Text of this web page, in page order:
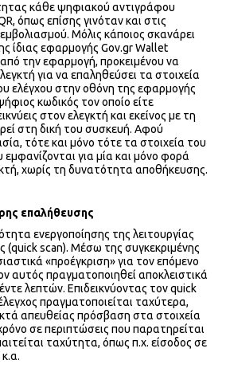
κάθε ψηφιακού αντιγράφου
όπως επίσης γινόταν και στις
Μόλις κάποιος σκανάρει
ίδιας εφαρμογής Gov.gr Wallet
την εφαρμογή, προκειμένου να
για να επαληθεύσει τα στοιχεία
ελέγχου στην οθόνη της εφαρμογής
κωδικός τον οποίο είτε
στον ελεγκτή και εκείνος με τη
στη δική του συσκευή. Αφού
τότε και μόνο τότε τα στοιχεία του
για μία και μόνο φορά
χωρίς τη δυνατότητα αποθήκευσης.
επαλήθευσης
ενεργοποίησης της λειτουργίας
(quick scan). Μέσω της συγκεκριμένης
«προέγκριση» για τον επόμενο
αυτός πραγματοποιηθεί αποκλειστικά
λεπτών. Επιδεικνύοντας τον quick
πραγματοποιείται ταχύτερα,
απευθείας πρόσβαση στα στοιχεία
σε περιπτώσεις που παρατηρείται
ταχύτητα, όπως π.χ. είσοδος σε